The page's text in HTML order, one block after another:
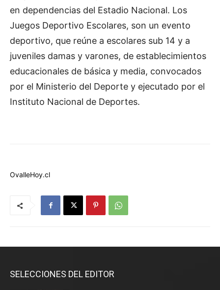
SELECCIONES DEL EDITOR